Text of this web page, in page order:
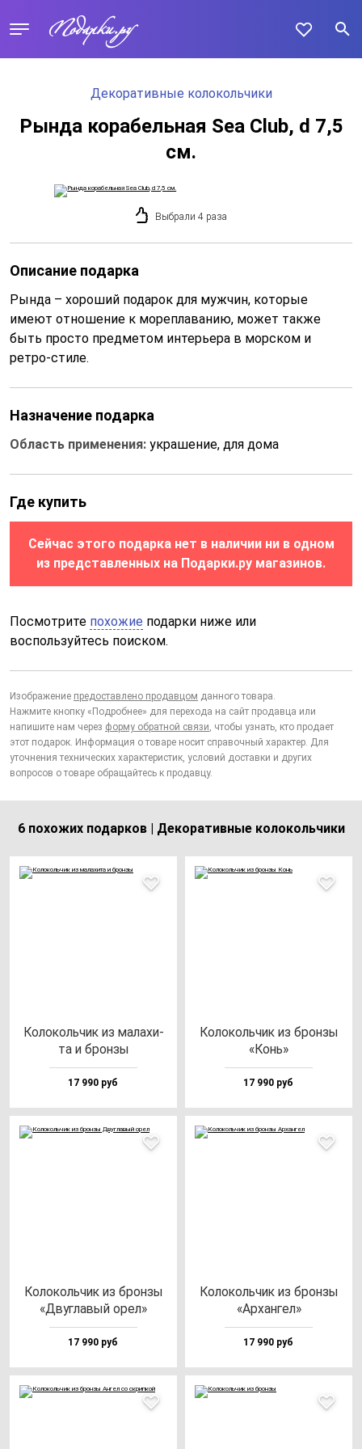
Декоративные колокольчики
Рында корабельная Sea Club, d 7,5
см.
Выбрали 4 раза
Описание подарка
Рында – хороший подарок для мужчин, которые
имеют отношение к мореплаванию, может также
быть просто предметом интерьера в морском и
ретро-стиле.
Назначение подарка
Область применения: украшение, для дома
Где купить
Сейчас этого подарка нет в наличии ни в одном
из представленных на Подарки.ру магазинов.
Посмотрите похожие подарки ниже или
воспользуйтесь поиском.
Изображение предоставлено продавцом данного товара.
Нажмите кнопку «Подробнее» для перехода на сайт продавца или
напишите нам через форму обратной связи, чтобы узнать, кто продает
этот подарок. Информация о товаре носит справочный характер. Для
уточнения технических характеристик, условий доставки и других
вопросов о товаре обращайтесь к продавцу.
6 похожих подарков | Декоративные колокольчики
Коло­коль­чик из ма­ла­хи­
та и брон­зы
17 990 руб
Коло­коль­чик из брон­зы
«Конь»
17 990 руб
Коло­коль­чик из брон­зы
«Двуг­ла­вый орел»
17 990 руб
Коло­коль­чик из брон­зы
«Архан­гел»
17 990 руб